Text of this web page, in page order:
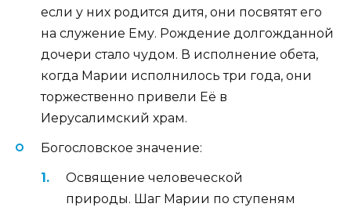
если у них родится дитя, они посвятят его
на служение Ему. Рождение долгожданной
дочери стало чудом. В исполнение обета,
когда Марии исполнилось три года, они
торжественно привели Её в
Иерусалимский храм.
Богословское значение:
Освящение человеческой
природы. Шаг Марии по ступеням